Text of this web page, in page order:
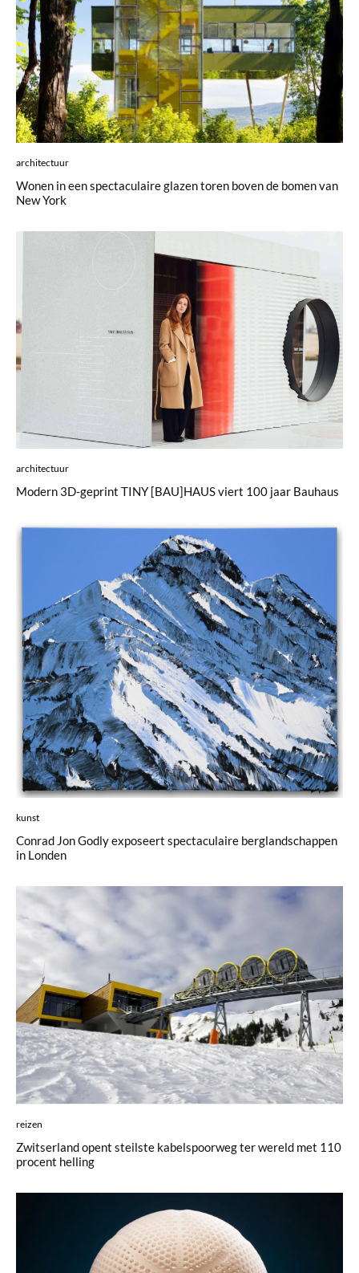
architectuur
Wonen in een spectaculaire glazen toren boven de bomen van
New York
architectuur
Modern 3D-geprint TINY [BAU]HAUS viert 100 jaar Bauhaus
kunst
Conrad Jon Godly exposeert spectaculaire berglandschappen
in Londen
reizen
Zwitserland opent steilste kabelspoorweg ter wereld met 110
procent helling